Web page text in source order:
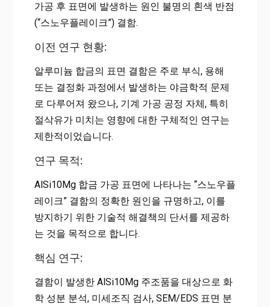
가공 후 표면에 발생하는 원인 불명의 흰색 반점
(“스노우플레이크”) 결함.
이전 연구 현황:
알루미늄 합금의 표면 결함은 주로 부식, 용해
또는 결정화 과정에서 발생하는 야금학적 문제
로 다루어져 왔으나, 기계 가공 공정 자체, 특히
절삭유가 미치는 영향에 대한 구체적인 연구는
제한적이었습니다.
연구 목적:
AlSi10Mg 합금 가공 표면에 나타나는 “스노우플
레이크” 결함의 정확한 원인을 규명하고, 이를
방지하기 위한 기술적 해결책의 단서를 제공하
는 것을 목적으로 합니다.
핵심 연구:
결함이 발생한 AlSi10Mg 주조품을 대상으로 화
학 성분 분석, 미세조직 검사, SEM/EDS 표면 분